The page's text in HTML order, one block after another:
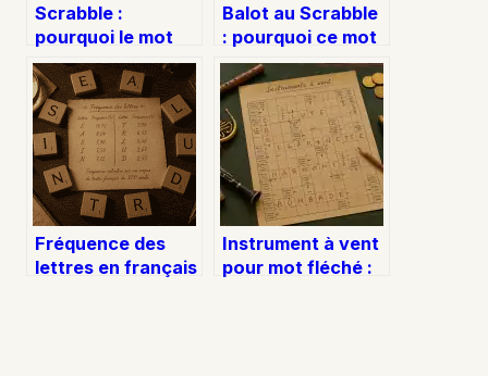
Scrabble :
pourquoi le mot
PA est invalide et
comment éviter le
zéro pointé
Balot au Scrabble
: pourquoi ce mot
est invalide et
comment
optimiser votre
tirage
Fréquence des
lettres en français
Instrument à vent
pour mot fléché :